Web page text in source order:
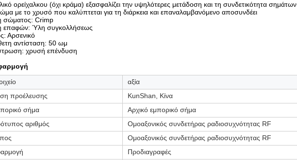
ορείχαλκου (όχι κράμα) εξασφαλίζει την υψηλότερες μετάδοση και τη συνδετικότητα σημάτων
με το χρυσό που καλύπτεται για τη διάρκεια και επαναλαμβανόμενο αποσυνδέει
σώματος: Crimp
επαφών: Ύλη συγκολλήσεως
Αρσενικό
αντίσταση: 50 ωμ
χρυσή επένδυση
αξία
προέλευσης
KunShan, Κίνα
σήμα
Αρχικό εμπορικό σήμα
αριθμός
Ομοαξονικός συνδετήρας ραδιοσυχνότητας RF
Ομοαξονικός συνδετήρας ραδιοσυχνότητας RF
Προδιαγραφές